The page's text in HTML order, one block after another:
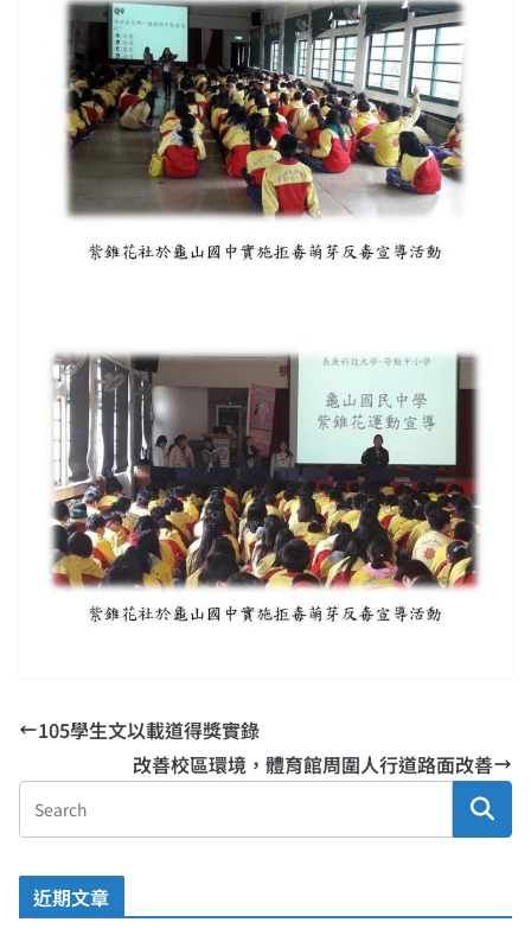
105學生文以載道得獎實錄
改善校區環境，體育館周圍人行道路面改善
近期文章